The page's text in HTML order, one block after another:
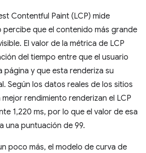
Contentful Paint (LCP) mide
percibe que el contenido más grande
El valor de la métrica de LCP
del tiempo entre que el usuario
página y que esta renderiza su
Según los datos reales de los sitios
rendimiento renderizan el LCP
1,220 ms, por lo que el valor de esa
una puntuación de 99.
poco más, el modelo de curva de